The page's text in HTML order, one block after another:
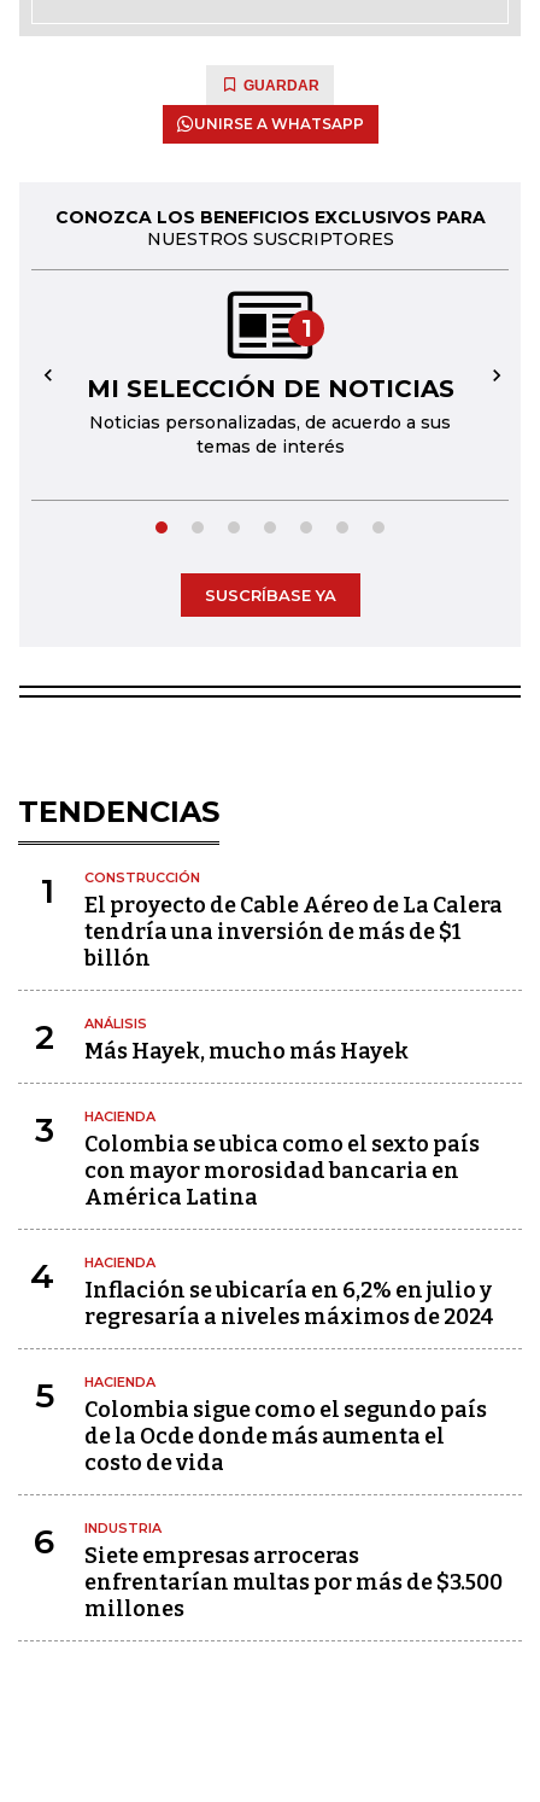
GUARDAR
UNIRSE A WHATSAPP
CONOZCA LOS BENEFICIOS EXCLUSIVOS PARA
NUESTROS SUSCRIPTORES
1
MI SELECCIÓN DE NOTICIAS
Noticias personalizadas, de acuerdo a sus
temas de interés
← →
SUSCRÍBASE YA
TENDENCIAS
1 CONSTRUCCIÓN
El proyecto de Cable Aéreo de La Calera
tendría una inversión de más de $1
billón
2 ANÁLISIS
Más Hayek, mucho más Hayek
3 HACIENDA
Colombia se ubica como el sexto país
con mayor morosidad bancaria en
América Latina
4 HACIENDA
Inflación se ubicaría en 6,2% en julio y
regresaría a niveles máximos de 2024
5 HACIENDA
Colombia sigue como el segundo país
de la Ocde donde más aumenta el
costo de vida
6 INDUSTRIA
Siete empresas arroceras
enfrentarían multas por más de $3.500
millones